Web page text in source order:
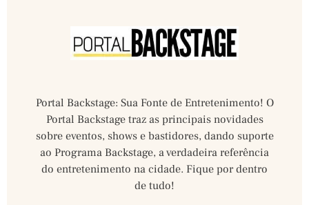
Portal Backstage: Sua Fonte de Entretenimento! O
Portal Backstage traz as principais novidades
sobre eventos, shows e bastidores, dando suporte
ao Programa Backstage, a verdadeira referência
do entretenimento na cidade. Fique por dentro
de tudo!